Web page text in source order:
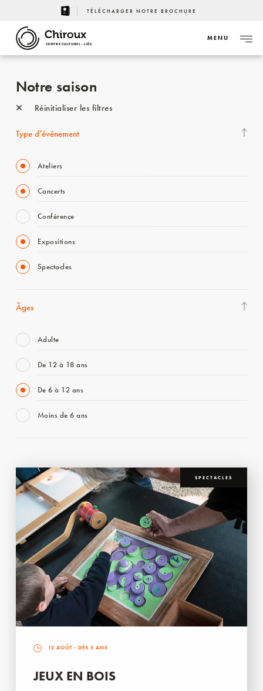
TÉLÉCHARGER NOTRE BROCHURE
CENTRE CULTUREL - LIÈGE
MENU
Notre saison
Réinitialiser les filtres
Type d’événement
Ateliers
Concerts
Conférence
Expositions
Spectacles
Âges
Adulte
De 12 à 18 ans
De 6 à 12 ans
Moins de 6 ans
SPECTACLES
12 AOÛT - DÈS 5 ANS
JEUX EN BOIS